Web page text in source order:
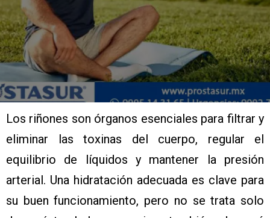
Los riñones son órganos esenciales para filtrar y
eliminar las toxinas del cuerpo, regular el
equilibrio de líquidos y mantener la presión
arterial. Una hidratación adecuada es clave para
su buen funcionamiento, pero no se trata solo